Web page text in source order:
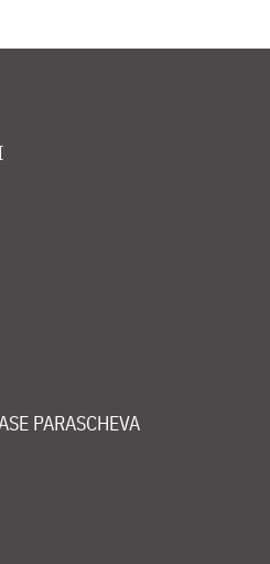
PARASCHEVA